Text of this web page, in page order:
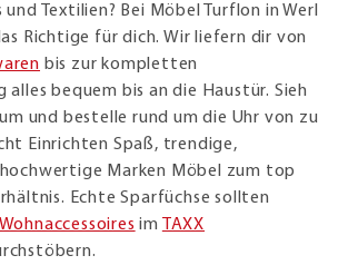
und Textilien? Bei Möbel Turflon in Werl
Richtige für dich. Wir liefern dir von
bis zur kompletten
alles bequem bis an die Haustür. Sieh
und bestelle rund um die Uhr von zu
Einrichten Spaß, trendige,
Marken Möbel zum top
Echte Sparfüchse sollten
im TAXX